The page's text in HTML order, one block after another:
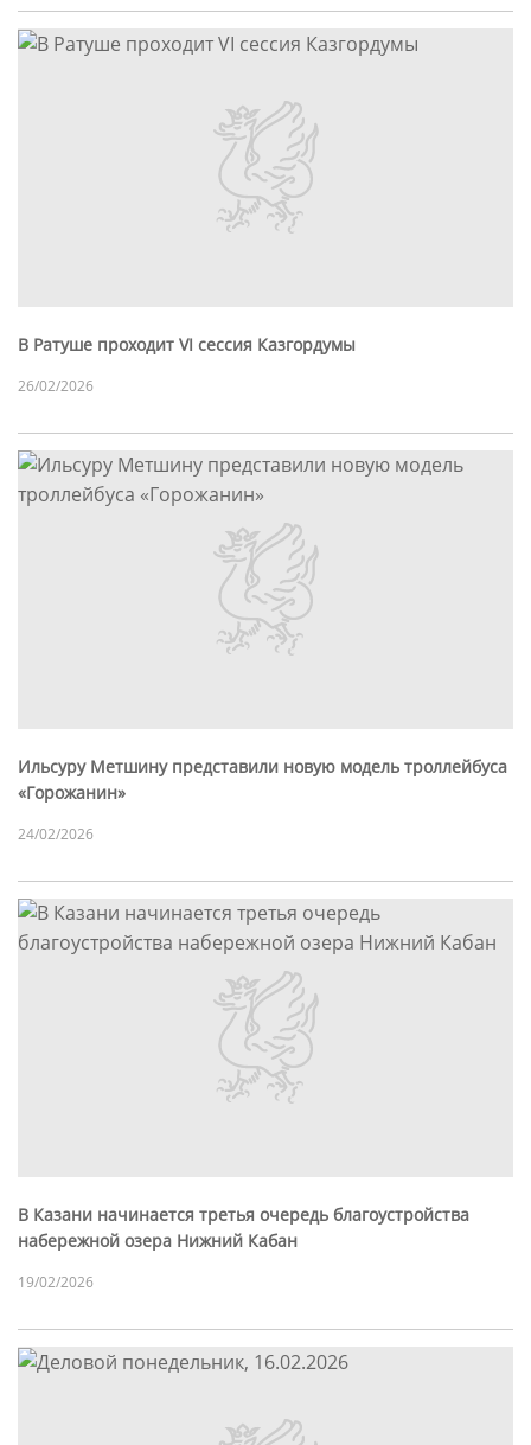
В Ратуше проходит VI сессия Казгордумы
26/02/2026
Ильсуру Метшину представили новую модель троллейбуса
«Горожанин»
24/02/2026
В Казани начинается третья очередь благоустройства
набережной озера Нижний Кабан
19/02/2026